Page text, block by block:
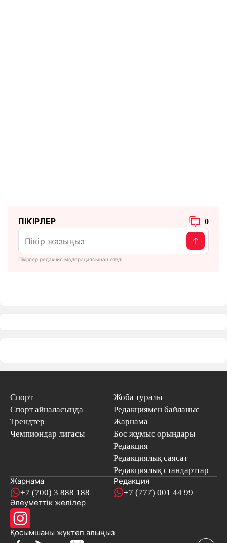
ПІКІРЛЕР 0
Пікірлер редакция модерациясынан өтеді
Спорт
Спорт айналасында
Трендтер
Чемпиондар лигасы
Жоба туралы
Редакциямен байланыс
Жарнама
Бос жұмыс орындары
Редакция
Редакциялық саясат
Редакциялық стандарттар
Жарнама
+7 (700) 3 888 188
Редакция
+7 (777) 001 44 99
Әлеуметтік желілер
Қосымшаны жүктеп алыңыз